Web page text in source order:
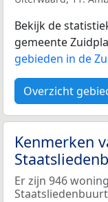
Bekijk de
gemeente
gebieden in de
Overzicht
Kenmerken
Er zijn 946